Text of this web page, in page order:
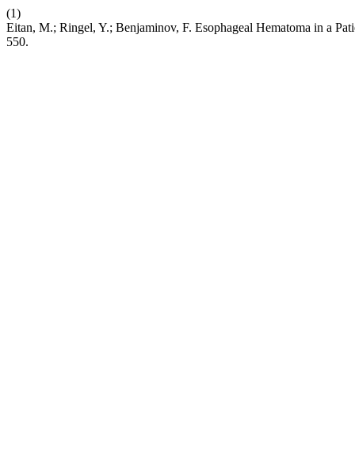
(1)
Eitan, M.; Ringel, Y.; Benjaminov, F. Esophageal Hematoma in a
550.